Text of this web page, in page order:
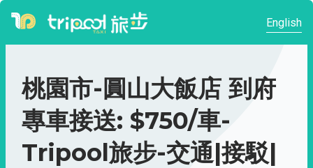
English
桃園市-圓山大飯店 到府
專車接送: $750/車-
Tripool旅步-交通|接駁|